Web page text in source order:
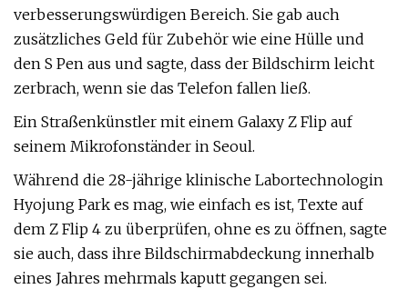
verbesserungswürdigen Bereich. Sie gab auch
zusätzliches Geld für Zubehör wie eine Hülle und
den S Pen aus und sagte, dass der Bildschirm leicht
zerbrach, wenn sie das Telefon fallen ließ.
Ein Straßenkünstler mit einem Galaxy Z Flip auf
seinem Mikrofonständer in Seoul.
Während die 28-jährige klinische Labortechnologin
Hyojung Park es mag, wie einfach es ist, Texte auf
dem Z Flip 4 zu überprüfen, ohne es zu öffnen, sagte
sie auch, dass ihre Bildschirmabdeckung innerhalb
eines Jahres mehrmals kaputt gegangen sei.